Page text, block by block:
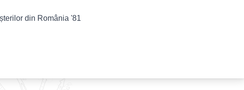
din România '81